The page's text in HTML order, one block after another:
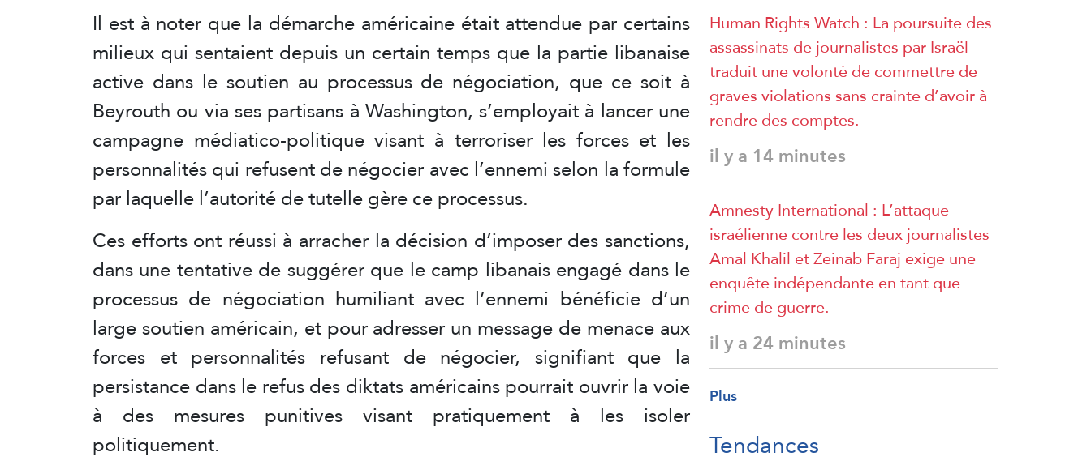
Il est à noter que la démarche américaine était attendue par certains
milieux qui sentaient depuis un certain temps que la partie libanaise
active dans le soutien au processus de négociation, que ce soit à
Beyrouth ou via ses partisans à Washington, s’employait à lancer une
campagne médiatico-politique visant à terroriser les forces et les
personnalités qui refusent de négocier avec l’ennemi selon la formule
par laquelle l’autorité de tutelle gère ce processus.
Ces efforts ont réussi à arracher la décision d’imposer des sanctions,
dans une tentative de suggérer que le camp libanais engagé dans le
processus de négociation humiliant avec l’ennemi bénéficie d’un
large soutien américain, et pour adresser un message de menace aux
forces et personnalités refusant de négocier, signifiant que la
persistance dans le refus des diktats américains pourrait ouvrir la voie
à des mesures punitives visant pratiquement à les isoler
politiquement.
Human Rights Watch : La poursuite des
assassinats de journalistes par Israël
traduit une volonté de commettre de
graves violations sans crainte d’avoir à
rendre des comptes.
il y a 14 minutes
Amnesty International : L’attaque
israélienne contre les deux journalistes
Amal Khalil et Zeinab Faraj exige une
enquête indépendante en tant que
crime de guerre.
il y a 24 minutes
Plus
Tendances